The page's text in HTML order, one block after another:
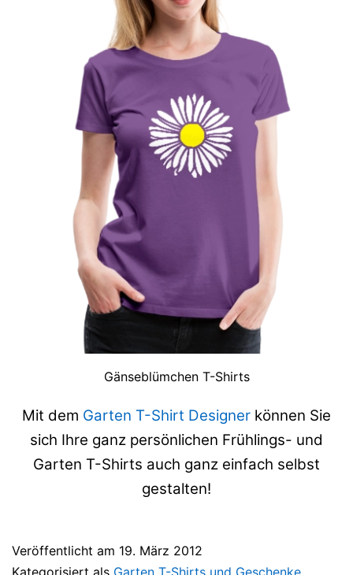
Gänseblümchen T-Shirts
Mit dem Garten T-Shirt Designer können Sie
sich Ihre ganz persönlichen Frühlings- und
Garten T-Shirts auch ganz einfach selbst
gestalten!
Veröffentlicht am 19. März 2012
Kategorisiert als Garten T-Shirts und Geschenke